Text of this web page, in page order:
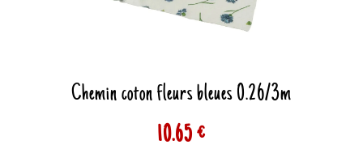
Chemin coton fleurs bleues 0.26/3m
10.65 €